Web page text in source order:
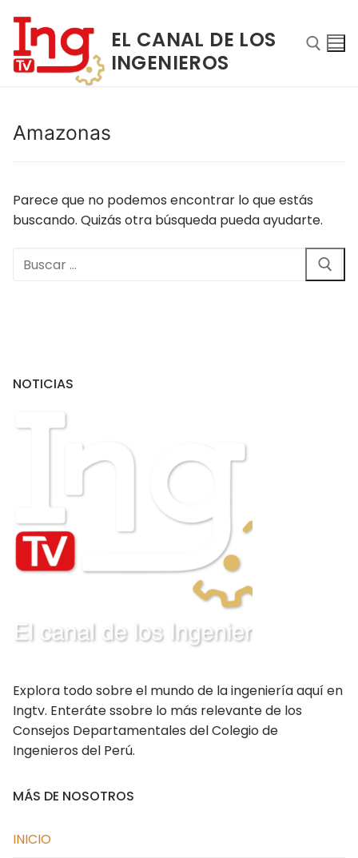
contenido
EL CANAL DE LOS
INGENIEROS
Buscar:
PUBLICACIONES
CONSEJOS DEPARTAMENTALES
Amazonas
Ancash Chimbote
Ancash Huaraz
Apurímac
Ayacucho
Callao
Cusco
Huánuco
Ica
Amazonas
Parece que no podemos encontrar lo que estás
buscando. Quizás otra búsqueda pueda ayudarte.
Buscar:
NOTICIAS
Explora todo sobre el mundo de la ingeniería aquí en
Ingtv. Enteráte ssobre lo más relevante de los
Consejos Departamentales del Colegio de
Ingenieros del Perú.
MÁS DE NOSOTROS
INICIO